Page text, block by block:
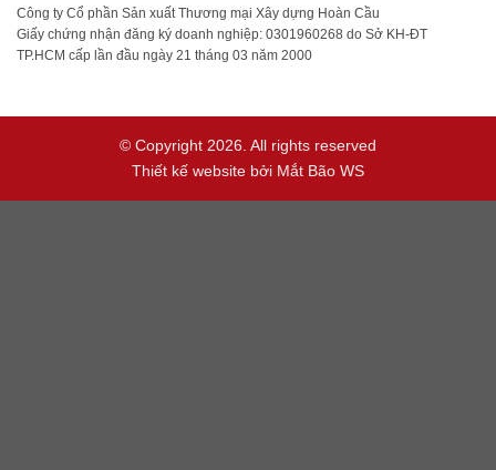
Công ty Cổ phần Sản xuất Thương mại Xây dựng Hoàn Cầu
Giấy chứng nhận đăng ký doanh nghiệp: 0301960268 do Sở KH-ĐT
TP.HCM cấp lần đầu ngày 21 tháng 03 năm 2000
© Copyright 2026. All rights reserved
Thiết kế website bởi Mắt Bão WS